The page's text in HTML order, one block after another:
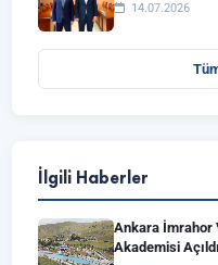
14.07.2026
İlgili Haberler
Ankara İmrahor
Akademisi